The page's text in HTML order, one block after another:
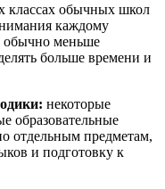
классах обычных школ
каждому
обычно меньше
больше времени и
некоторые
образовательные
отдельным предметам,
и подготовку к